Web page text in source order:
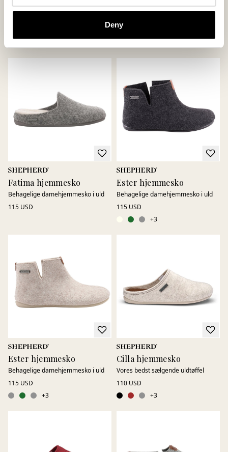
Deny
Cilla hjemmesko Ester hjemmesko
115 USD
Fatima hjemmesko
Behagelige damehjemmesko i uld
115 USD
Ester hjemmesko
Behagelige damehjemmesko i uld
115 USD
+3
Ester hjemmesko
Behagelige damehjemmesko i uld
115 USD
+3
Cilla hjemmesko
Vores bedst sælgende uldtøffel
110 USD
+3